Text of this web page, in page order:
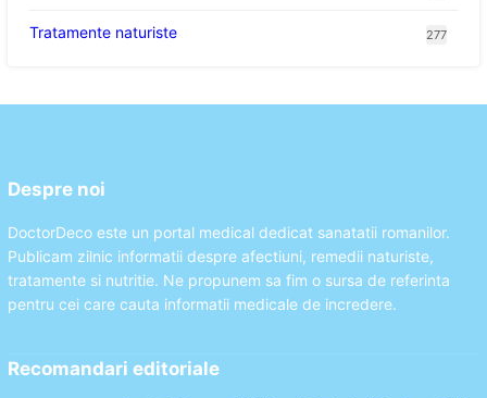
Tratamente naturiste 277
Despre noi
DoctorDeco este un portal medical dedicat sanatatii romanilor.
Publicam zilnic informatii despre afectiuni, remedii naturiste,
tratamente si nutritie. Ne propunem sa fim o sursa de referinta
pentru cei care cauta informatii medicale de incredere.
Recomandari editoriale